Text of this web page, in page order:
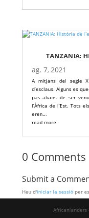
TANZANIA:
ag. 7, 2021
A mitjans del segle
d’esclaus. Alguns es
pas abans de ser
l’Àfrica de l’Est. Tots
eren...
read more
0 Comments
Submit a
Heu d'iniciar la sessióper
Africanlanders